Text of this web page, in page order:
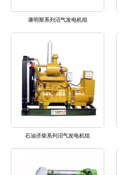
康明斯系列沼气发电机组
石油济柴系列沼气发电机组